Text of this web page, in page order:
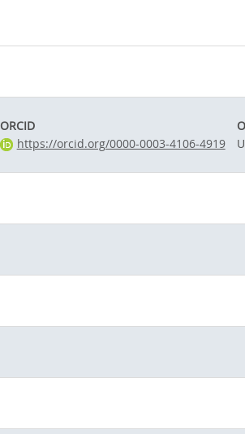
ORCID
https://orcid.org/0000-0003-4106-4919